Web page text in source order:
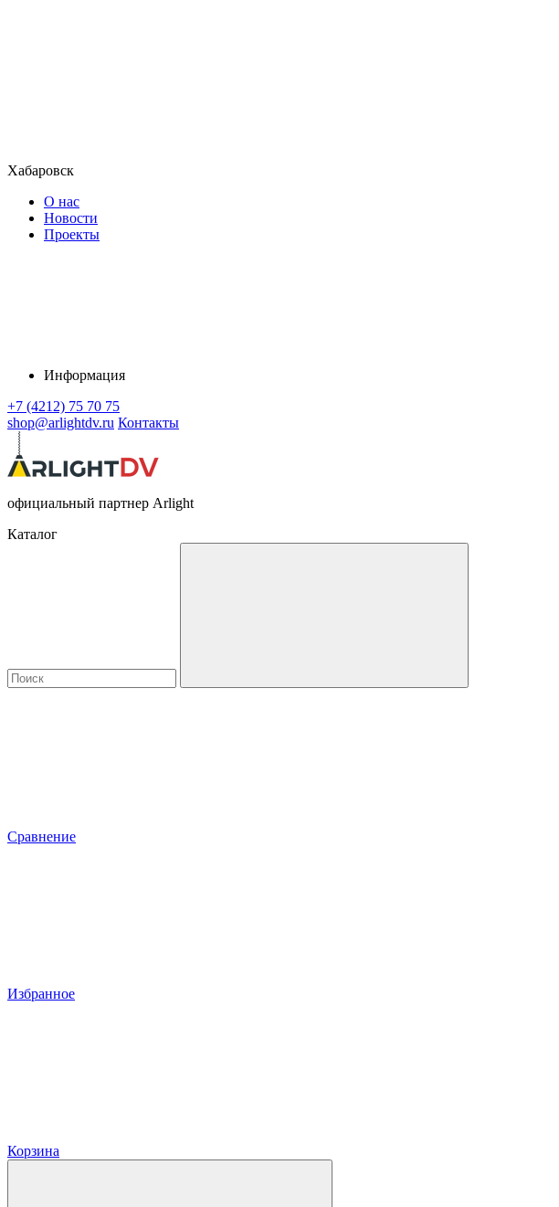
Хабаровск
О нас
Новости
Проекты
Информация
+7 (4212) 75 70 75
shop@arlightdv.ru Контакты
официальный партнер Arlight
Каталог
Сравнение
Избранное
Корзина